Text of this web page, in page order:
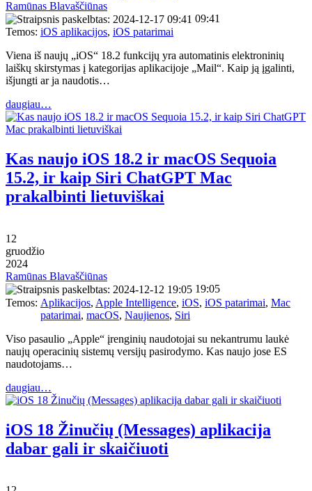
Ramūnas Blavaščiūnas
09:41
Temos: iOS aplikacijos, iOS patarimai
Viena iš naujų „iOS“ 18.2 funkcijų yra automatinis elektroninių
laiškų skirstymas į kategorijas aplikacijoje „Mail“. Kaip ją įgalinti,
išjungti ar ja naudotis…
daugiau…
Kas naujo iOS 18.2 ir macOS Sequoia
15.2, ir kaip Siri ChatGPT Mac
prakalbinti lietuviškai
12
gruodžio
2024
Ramūnas Blavaščiūnas
19:05
Temos: Aplikacijos, Apple Intelligence, iOS, iOS patarimai, Mac
patarimai, macOS, Naujienos, Siri
Viso pasaulio „Apple“ įrenginių naudotojai su nekantrumu laukė
naujų operacinių sistemų versijų pasirodymo. Kas naujo jose ES
naudotojams…
daugiau…
iOS 18 Žinučių (Messages) aplikacija
dabar gali ir skaičiuoti